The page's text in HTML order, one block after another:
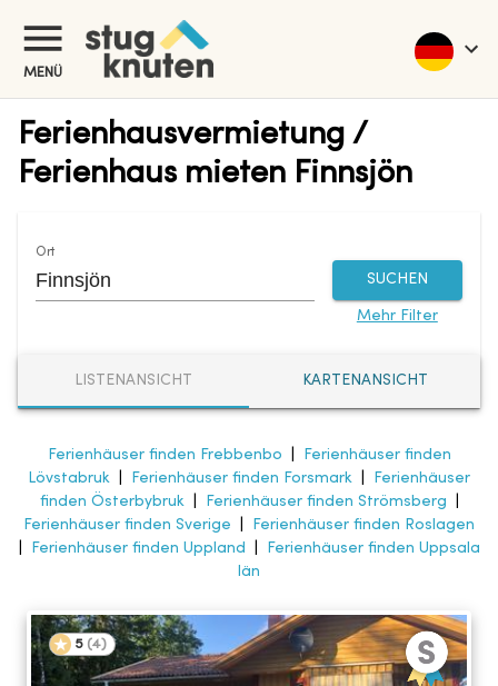
MENÜ
Ferienhausvermietung /
Ferienhaus mieten Finnsjön
Ort
SUCHEN
Mehr Filter
LISTENANSICHT KARTENANSICHT
Ferienhäuser finden Frebbenbo
Ferienhäuser finden
Lövstabruk
Ferienhäuser finden Forsmark
Ferienhäuser
finden Österbybruk| Ferienhäuser finden Strömsberg
Ferienhäuser finden Sverige
Ferienhäuser finden Roslagen
Ferienhäuser finden Uppland
Ferienhäuser finden Uppsala
län
5 (4)